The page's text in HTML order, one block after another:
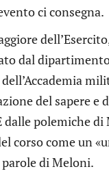
ci consegna.
dal
del sapere e
polemiche
corso come un
di Meloni.